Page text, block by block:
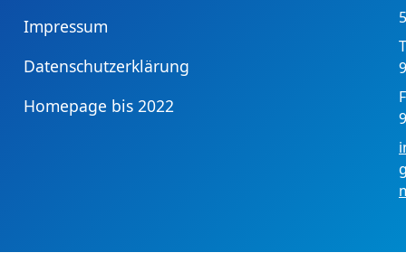
Impressum
Datenschutzerklärung
Homepage bis 2022